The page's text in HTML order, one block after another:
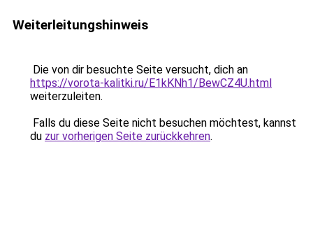
Weiterleitungshinweis
Die von dir besuchte Seite versucht, dich an
https://vorota-kalitki.ru/E1kKNh1/BewCZ4U.html
weiterzuleiten.
Falls du diese Seite nicht besuchen möchtest, kannst
du zur vorherigen Seite zurückkehren.